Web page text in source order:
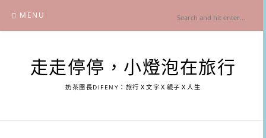
content
MENU
走走停停，小燈泡在旅行
奶茶團長DIFENY：旅行Ｘ文字Ｘ親子Ｘ人生